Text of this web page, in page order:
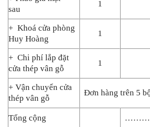
sau
1
+ Khoá cửa phòng
Huy Hoàng
1
+ Chi phí lắp đặt
cửa thép vân gỗ
1
+ Vận chuyển cửa
thép vân gỗ
Đơn hàng trên 5
Tổng cộng